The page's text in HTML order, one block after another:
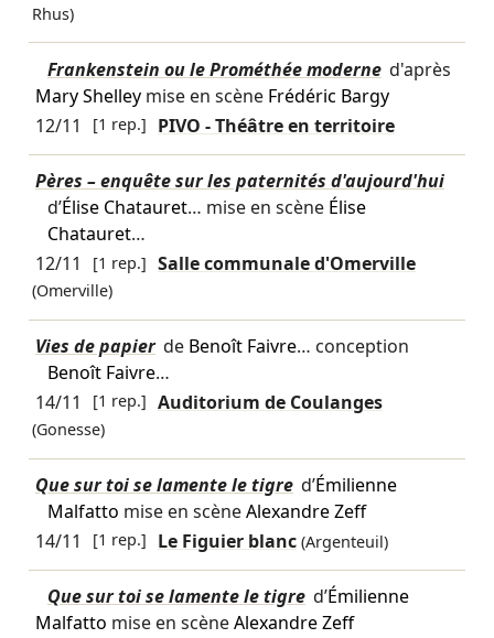
Rhus)
Frankenstein ou le Prométhée moderne d'après
Mary Shelleymise en scène Frédéric Bargy
12/11
[1 rep.] PIVO - Théâtre en territoire
Pères – enquête sur les paternités d'aujourd'hui
d’Élise Chatauret… mise en scène Élise
Chatauret…
12/11
[1 rep.] Salle communale d'Omerville
(Omerville)
Vies de papier de Benoît Faivre… conception
Benoît Faivre…
14/11
[1 rep.] Auditorium de Coulanges
(Gonesse)
Que sur toi se lamente le tigre d’Émilienne
Malfatto mise en scèneAlexandre Zeff
14/11
[1 rep.] Le Figuier blanc (Argenteuil)
Que sur toi se lamente le tigre d’Émilienne
Malfatto mise en scèneAlexandre Zeff